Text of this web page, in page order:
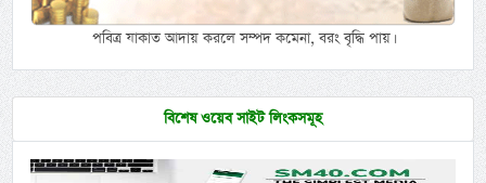
পবিত্র যাকাত আদায় করলে সম্পদ কমেনা, বরং বৃদ্ধি পায়।
বিশেষ ওয়েব সাইট লিংকসমূহ